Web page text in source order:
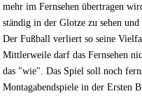
mehr im Fernsehen übertragen
ständig in der Glotze zu sehen
Der Fußball verliert so seine
Mittlerweile darf das Fernsehen
das "wie". Das Spiel soll noch
Montagabendspiele in der Ersten